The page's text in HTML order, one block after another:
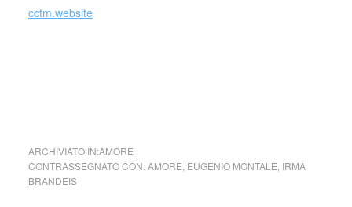
cctm.website
ARCHIVIATO IN:AMORE
CONTRASSEGNATO CON:AMORE, EUGENIO MONTALE, IRMA
BRANDEIS